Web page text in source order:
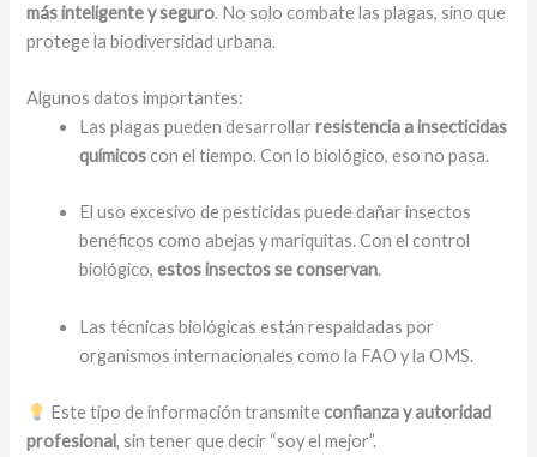
más inteligente y seguro. No solo combate las plagas, sino que
protege la biodiversidad urbana.
Algunos datos importantes:
Las plagas pueden desarrollarresistencia a insecticidas
químicoscon el tiempo. Con lo biológico, eso no pasa.
El uso excesivo de pesticidas puede dañar insectos
benéficos como abejas y mariquitas. Con el control
biológico,estos insectos se conservan.
Las técnicas biológicas están respaldadas por
organismos internacionales como la FAO y la OMS.
Este tipo de información transmiteconfianza y autoridad
profesional, sin tener que decir “soy el mejor”.